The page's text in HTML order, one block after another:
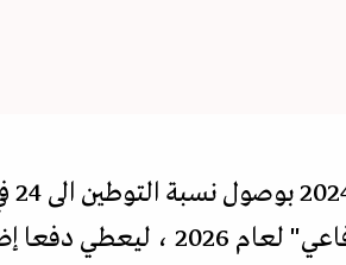
العالمي" في الرياض تحت شعار "مستقبل التكامل